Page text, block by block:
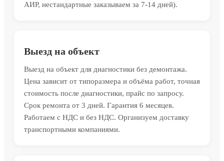
АИР, нестандартные заказываем за 7-14 дней).
Выезд на объект
Выезд на объект для диагностики без демонтажа.
Цена зависит от типоразмера и объёма работ, точная
стоимость после диагностики, прайс по запросу.
Срок ремонта от 3 дней. Гарантия 6 месяцев.
Работаем с НДС и без НДС. Организуем доставку
транспортными компаниями.